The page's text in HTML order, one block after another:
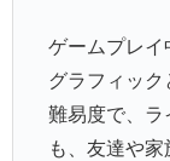
ゲームプレイ
グラフィッ
難易度で、ラ
も、友達や家